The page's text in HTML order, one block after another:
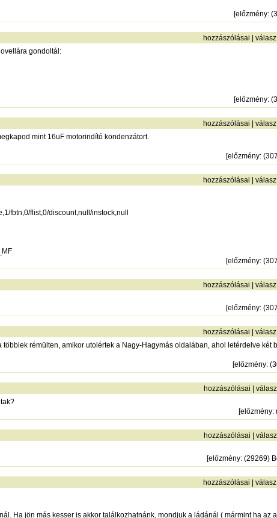
[előzmény:
hozzászólásai
gondoltál:
[előzmény:
hozzászólásai
mint 16uF motorindító kondenzátort.
[előzmény:
hozzászólásai
fbtn,0/flist,0/discount,null/instock,null
[előzmény:
hozzászólásai
[előzmény:
hozzászólásai
többiek rémülten, amikor utolértek a Nagy-Hagymás oldalában, ahol letérdelve két
[előzmény:
hozzászólásai
[előzmény:
hozzászólásai
[előzmény: (29269)
hozzászólásai
Ha jön más kesser is akkor találkozhatnánk, mondjuk a ládánál ( mármint ha az